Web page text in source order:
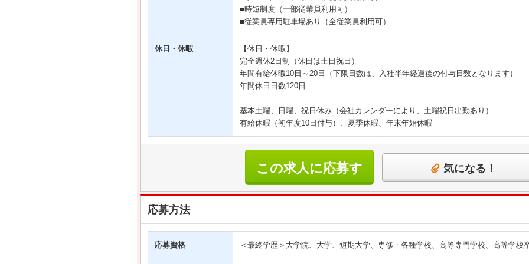
■時短制度（一部従業員利用可）
■従業員専用駐車場あり（全従業員利用可）
休日・休暇
【休日・休暇】
完全週休2日制（休日は土日祝日）
年間有給休暇10日～20日（下限日数は、入社半年経過後の付与日数となります）
年間休日日数120日
基本土曜、日曜、祝日休み（会社カレンダーにより、土曜祝日出勤あり）
有給休暇（初年度10日付与）、夏季休暇、年末年始休暇
この求人に応募す
る
気になる！
応募方法
応募資格 ＜最終学歴＞大学院、大学、短期大学、専修・各種学校、高等専門学校、高等学校